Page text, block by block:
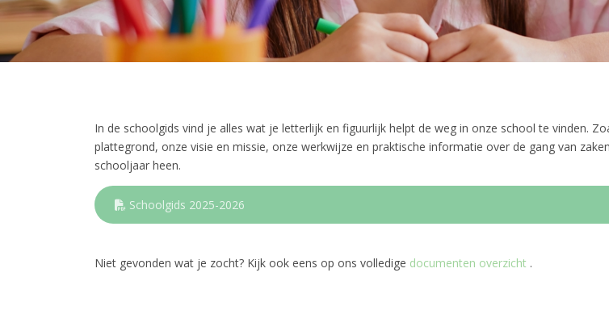
In de schoolgids vind je alles wat je letterlijk en figuurlijk helpt de weg in onze school te vinden.
plattegrond, onze visie en missie, onze werkwijze en praktische informatie over de gang van
schooljaar heen.
Schoolgids 2025-2026
Niet gevonden wat je zocht? Kijk ook eens op ons volledige documenten overzicht .